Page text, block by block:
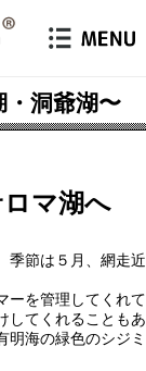
洞爺湖〜
マ湖へ
季節は５月、網走近
ーを管理してくれて
してくれることもあ
明海の緑色のシジミ